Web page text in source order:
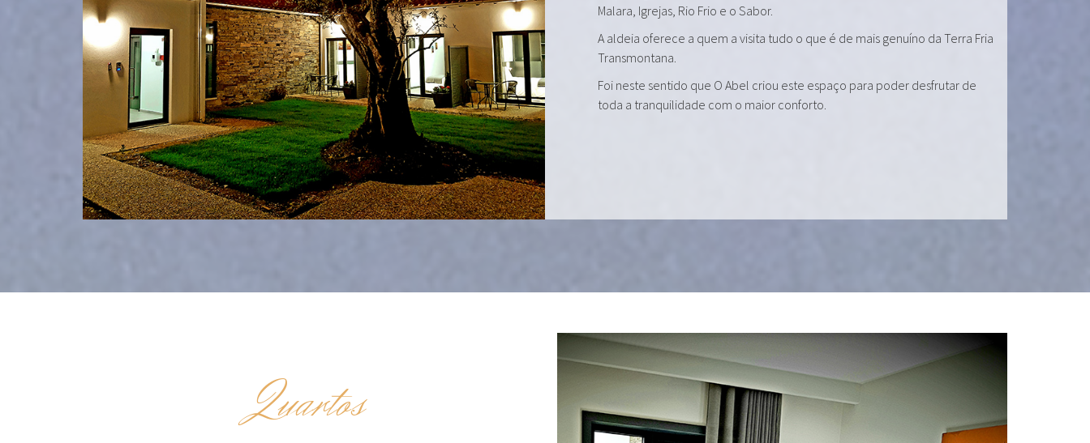
Malara, Igrejas, Rio Frio e o Sabor.
A aldeia oferece a quem a visita tudo o que é de mais genuíno da Terra Fria
Transmontana.
Foi neste sentido que O Abel criou este espaço para poder desfrutar de
toda a tranquilidade com o maior conforto.
Quartos